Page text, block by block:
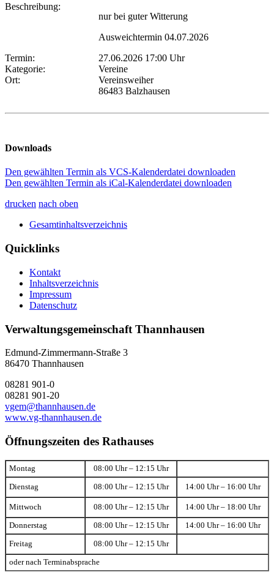
Beschreibung:
nur bei guter Witterung
Ausweichtermin 04.07.2026
Termin:
27.06.2026 17:00 Uhr
Kategorie:
Vereine
Ort:
Vereinsweiher
86483 Balzhausen
Downloads
Den gewählten Termin als VCS-Kalenderdatei downloaden
Den gewählten Termin als iCal-Kalenderdatei downloaden
drucken nach oben
Gesamtinhaltsverzeichnis
Quicklinks
Kontakt
Inhaltsverzeichnis
Impressum
Datenschutz
Verwaltungsgemeinschaft Thannhausen
Edmund-Zimmermann-Straße 3
86470 Thannhausen
08281 901-0
08281 901-20
vgem@thannhausen.de
www.vg-thannhausen.de
Öffnungszeiten des Rathauses
Montag 08:00 Uhr – 12:15 Uhr
Dienstag 08:00 Uhr – 12:15 Uhr 14:00 Uhr – 16:00 Uhr
Mittwoch 08:00 Uhr – 12:15 Uhr 14:00 Uhr – 18:00 Uhr
Donnerstag 08:00 Uhr – 12:15 Uhr 14:00 Uhr – 16:00 Uhr
Freitag 08:00 Uhr – 12:15 Uhr
oder nach Terminabsprache